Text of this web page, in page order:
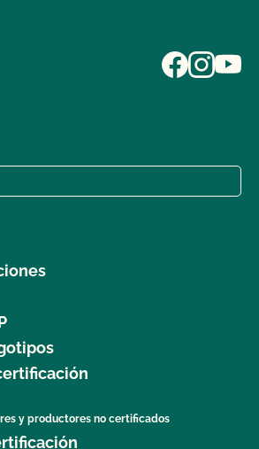
y productores no certificados